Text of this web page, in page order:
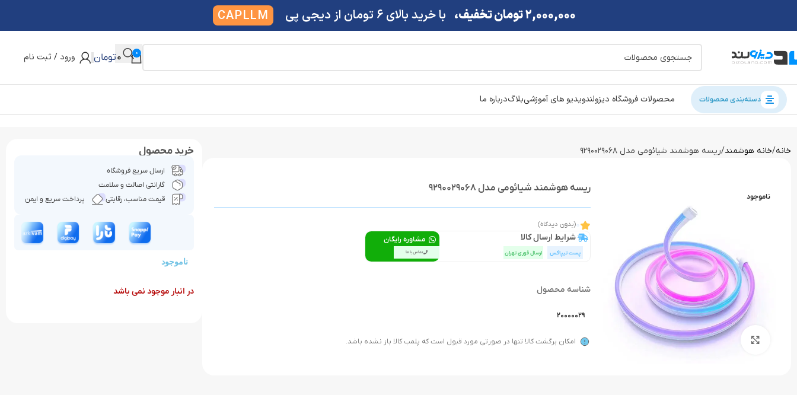
0
0تومان ورود / ثبت نام
دسته‌بندی محصولات محصولات فروشگاه دیزولندویدیو های آموزشیبلاگدرباره ما
خانه خانه هوشمند ریسه هوشمند شیائومی مدل 9290029068
ناموجود
بزرگنمایی تصویر
ریسه هوشمند شیائومی مدل 9290029068
(بدون دیدگاه)
شرایط ارسال کالا
پست تیپاکس ارسال فوری تهران
مشاوره رایگان
تماس با ما
شناسه محصول
20000029
امکان برگشت کالا تنها در صورتی مورد قبول است که پلمب کالا باز نشده باشد.
خرید محصول
ارسال سریع فروشگاه
گارانتی اصالت و سلامت
قیمت مناسب، رقابتی
پرداخت سریع و ایمن
ناموجود
در انبار موجود نمی باشد
2,000,000 تومان تخفیف، با خرید بالای 6 تومان از دیجی پی CAPLLM